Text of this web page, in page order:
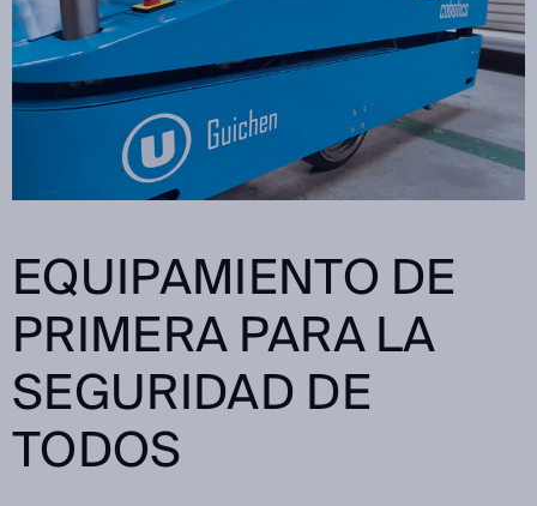
EQUIPAMIENTO DE
PRIMERA PARA LA
SEGURIDAD DE
TODOS